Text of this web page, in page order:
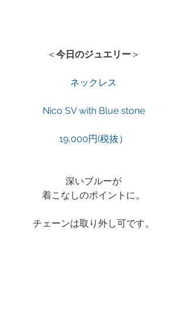
＜ 今日のジュエリー ＞
ネックレス
Nico SV with Blue stone
19,000円(税抜）
深いブルーが
着こなしのポイントに。
チェーンは取り外し可です。